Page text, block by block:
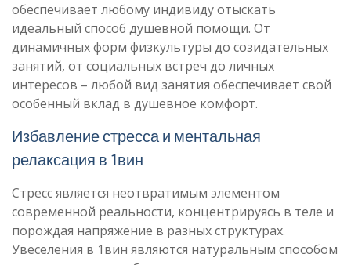
обеспечивает любому индивиду отыскать
идеальный способ душевной помощи. От
динамичных форм физкультуры до созидательных
занятий, от социальных встреч до личных
интересов – любой вид занятия обеспечивает свой
особенный вклад в душевное комфорт.
Избавление стресса и ментальная
релаксация в 1вин
Стресс является неотвратимым элементом
современной реальности, концентрируясь в теле и
порождая напряжение в разных структурах.
Увеселения в 1вин являются натуральным способом